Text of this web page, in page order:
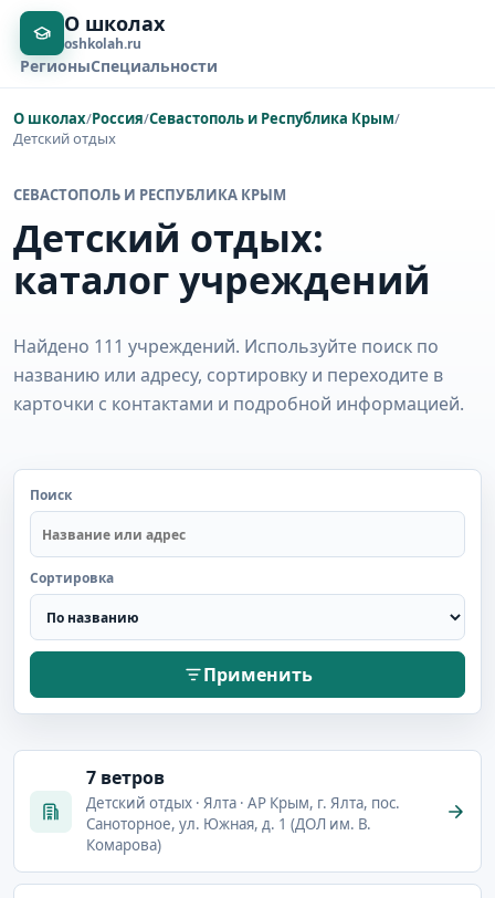
О школах
oshkolah.ru
РегионыСпециальности
О школах/Россия/Севастополь и Республика Крым/
Детский отдых
СЕВАСТОПОЛЬ И РЕСПУБЛИКА КРЫМ
Детский отдых:
каталог учреждений
Найдено 111 учреждений. Используйте поиск по
названию или адресу, сортировку и переходите в
карточки с контактами и подробной информацией.
Поиск
Сортировка
Применить
7 ветров
Детский отдых · Ялта · АР Крым, г. Ялта, пос.
Саноторное, ул. Южная, д. 1 (ДОЛ им. В.
Комарова)